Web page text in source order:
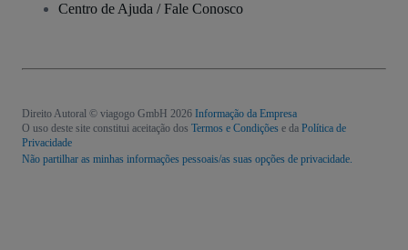
Centro de Ajuda / Fale Conosco
Direito Autoral © viagogo GmbH 2026 Informação da Empresa
O uso deste site constitui aceitação dos Termos e Condições e da Política de
Privacidade
Não partilhar as minhas informações pessoais/as suas opções de privacidade.